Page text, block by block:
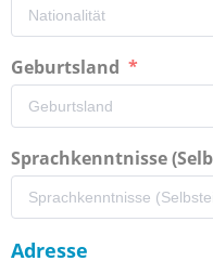
Geburtsland
Sprachkenntnisse
Adresse